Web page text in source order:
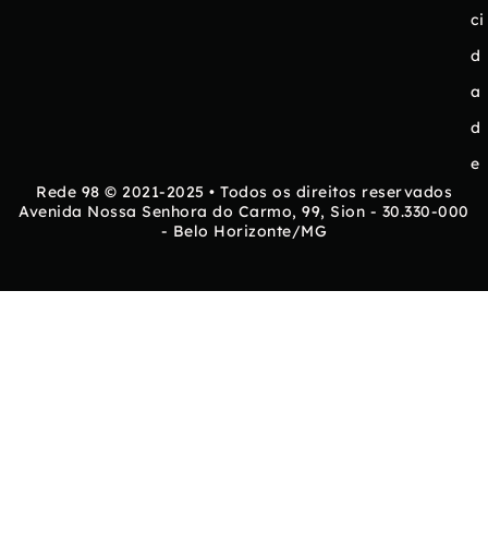
ci
d
a
d
e
Rede 98 © 2021-2025 • Todos os direitos reservados
Avenida Nossa Senhora do Carmo, 99, Sion - 30.330-000
- Belo Horizonte/MG